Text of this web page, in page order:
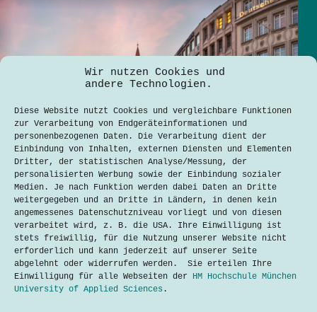
Wir nutzen Cookies und
andere Technologien.
Diese Website nutzt Cookies und vergleichbare Funktionen
zur Verarbeitung von Endgeräteinformationen und
personenbezogenen Daten. Die Verarbeitung dient der
Einbindung von Inhalten, externen Diensten und Elementen
Dritter, der statistischen Analyse/Messung, der
personalisierten Werbung sowie der Einbindung sozialer
Medien. Je nach Funktion werden dabei Daten an Dritte
weitergegeben und an Dritte in Ländern, in denen kein
angemessenes Datenschutzniveau vorliegt und von diesen
verarbeitet wird, z. B. die USA. Ihre Einwilligung ist
stets freiwillig, für die Nutzung unserer Website nicht
erforderlich und kann jederzeit auf unserer Seite
abgelehnt oder widerrufen werden. Sie erteilen Ihre
Einwilligung für alle Webseiten der HM Hochschule München
University of Applied Sciences .
E-Scooter in München: Zukunft der
Mobilität oder auslaufender Trend?
Aarpyz Raj K C
9. September 2024